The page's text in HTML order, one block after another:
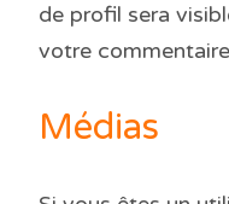
de profil sera
votre
Médias